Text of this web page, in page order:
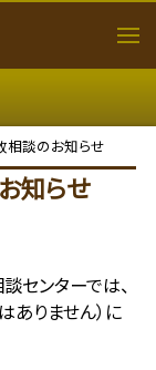
相談のお知らせ
知らせ
センターでは、
ありません）に